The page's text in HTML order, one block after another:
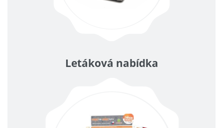
Letáková nabídka